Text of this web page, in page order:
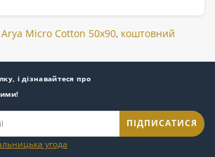
Micro Cotton 50x90, коштовний
і дізнавайтеся про
ПІДПИСАТИСЯ
угода